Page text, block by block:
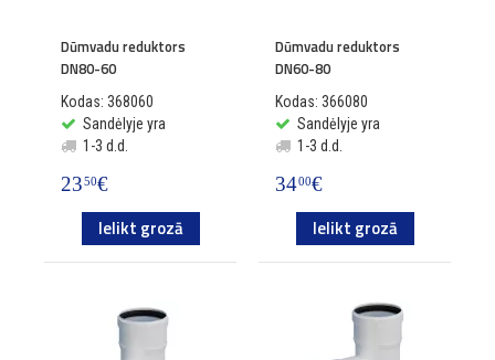
Dūmvadu reduktors
DN80-60
Kodas: 368060
Sandėlyje yra
1-3 d.d.
2350€
Ielikt grozā
Dūmvadu reduktors
DN60-80
Kodas: 366080
Sandėlyje yra
1-3 d.d.
3400€
Ielikt grozā